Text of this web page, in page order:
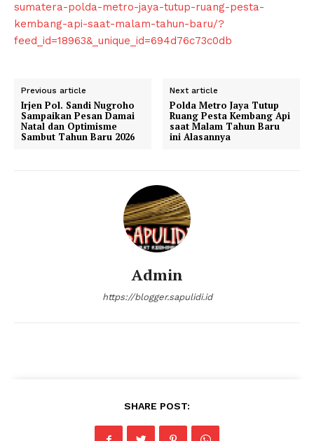
About
Contact us
Klinik Gigi
Klinik Gigi Surabaya
Klinik Gigi Terdekat
sumatera-polda-metro-jaya-tutup-ruang-pesta-
kembang-api-saat-malam-tahun-baru/?
feed_id=18963&_unique_id=694d76c73c0db
Previous article
Irjen Pol. Sandi Nugroho
Sampaikan Pesan Damai
Natal dan Optimisme
Sambut Tahun Baru 2026
Next article
Polda Metro Jaya Tutup
Ruang Pesta Kembang Api
saat Malam Tahun Baru
ini Alasannya
Admin
https://blogger.sapulidi.id
SHARE POST: